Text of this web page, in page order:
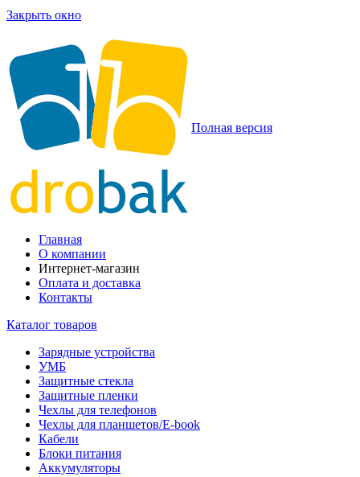
Закрыть окно
Полная версия
Главная
О компании
Интернет-магазин
Оплата и доставка
Контакты
Каталог товаров
Зарядные устройства
УМБ
Защитные стекла
Защитные пленки
Чехлы для телефонов
Чехлы для планшетов/E-book
Кабели
Блоки питания
Аккумуляторы